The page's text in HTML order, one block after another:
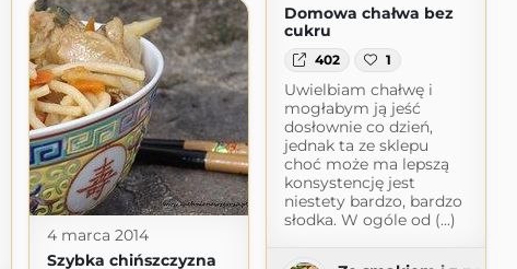
Domowa chałwa bez
cukru
402 1
Uwielbiam chałwę i
mogłabym ją jeść
dosłownie co dzień,
jednak ta ze sklepu
choć może ma lepszą
konsystencję jest
niestety bardzo, bardzo
słodka. W ogóle od (...)
4 marca 2014
Szybka chińszczyzna